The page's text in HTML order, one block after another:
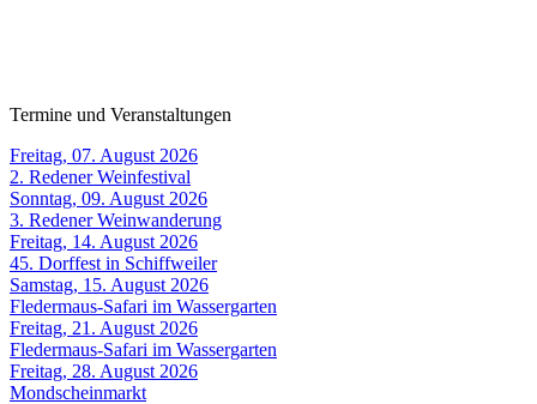
Termine und Veranstaltungen
Freitag, 07. August 2026
2. Redener Weinfestival
Sonntag, 09. August 2026
3. Redener Weinwanderung
Freitag, 14. August 2026
45. Dorffest in Schiffweiler
Samstag, 15. August 2026
Fledermaus-Safari im Wassergarten
Freitag, 21. August 2026
Fledermaus-Safari im Wassergarten
Freitag, 28. August 2026
Mondscheinmarkt